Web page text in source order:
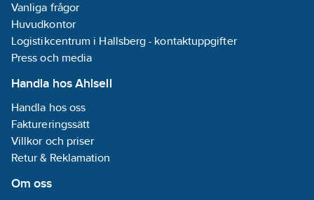
Vanliga frågor
Huvudkontor
Logistikcentrum i Hallsberg - kontaktuppgifter
Press och media
Handla hos Ahlsell
Handla hos oss
Faktureringssätt
Villkor och priser
Retur & Reklamation
Om oss